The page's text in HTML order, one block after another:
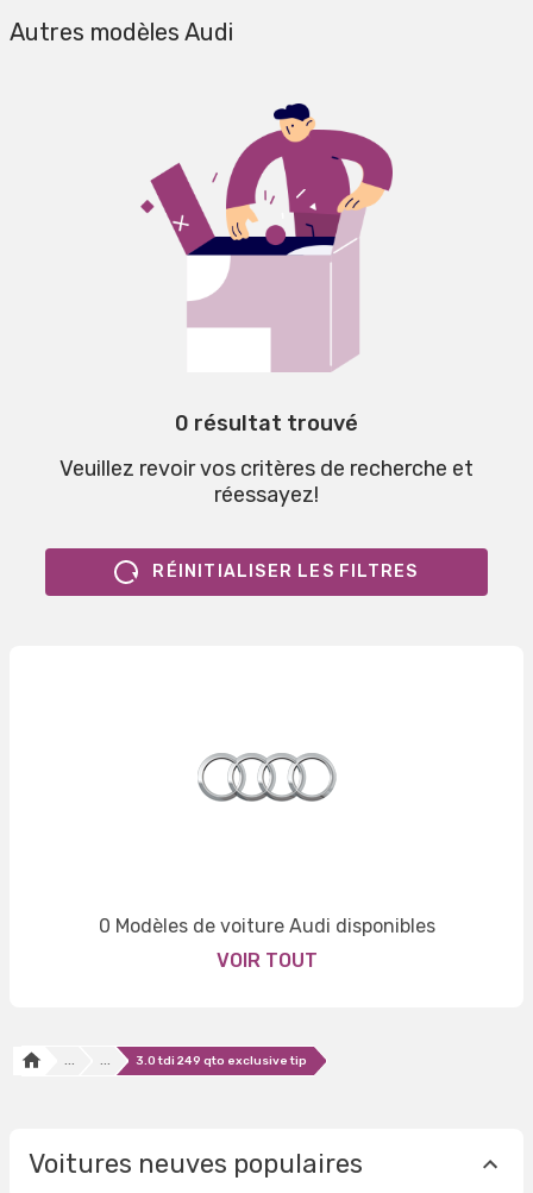
Autres modèles Audi
0 résultat trouvé
Veuillez revoir vos critères de recherche et
réessayez!
RÉINITIALISER LES FILTRES
0 Modèles de voiture Audi disponibles
VOIR TOUT
... ... 3.0 tdi 249 qto exclusive tip
Voitures neuves populaires